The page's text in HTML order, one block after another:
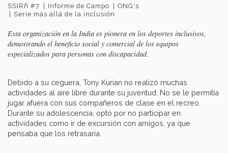
SSIRñ #7 Informe de Campo
ONG's
Serie más allá de la inclusión
Esta organización en la India es pionera en los deportes inclusivos,
demostrando el beneficio social y comercial de los equipos
especializados para personas con discapacidad.
Debido a su ceguera, Tony Kurian no realizó muchas
actividades al aire libre durante su juventud. No se le permitía
jugar afuera con sus compañeros de clase en el recreo.
Durante su adolescencia, optó por no participar en
actividades como ir de excursión con amigos, ya que
pensaba que los retrasaría.